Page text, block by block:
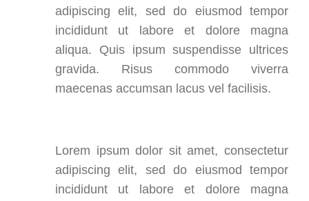
adipiscing elit, sed do eiusmod tempor
incididunt ut labore et dolore magna
aliqua. Quis ipsum suspendisse ultrices
gravida. Risus commodo viverra
maecenas accumsan lacus vel facilisis.
Lorem ipsum dolor sit amet, consectetur
adipiscing elit, sed do eiusmod tempor
incididunt ut labore et dolore magna